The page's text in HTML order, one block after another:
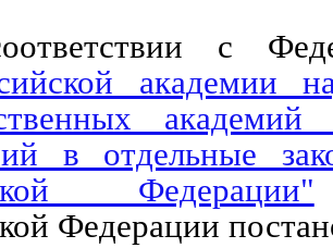
с
академии
в отдельные
Федерации"
Федерации